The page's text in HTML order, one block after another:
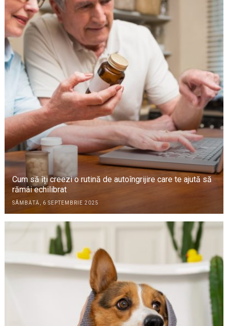
Cum să îți creezi o rutină de autoîngrijire care te ajută să
rămâi echilibrat
SÂMBĂTĂ, 6 SEPTEMBRIE 2025